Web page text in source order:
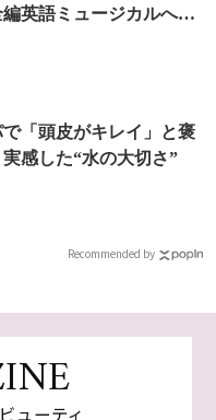
編英語ミュージカルへの
「頭皮がキレイ」と褒
感した“水の大切さ”
Recommended by
ューティ